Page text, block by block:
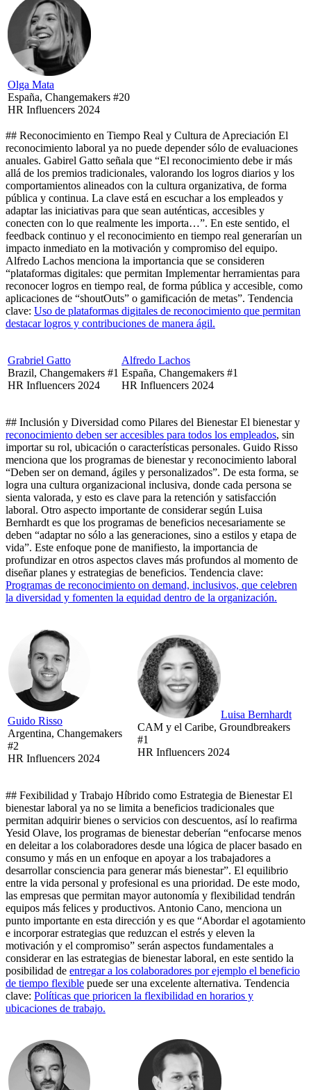
Olga Mata
España, Changemakers #20
HR Influencers 2024
## Reconocimiento en Tiempo Real y Cultura de Apreciación El
reconocimiento laboral ya no puede depender sólo de evaluaciones
anuales. Gabirel Gatto señala que “El reconocimiento debe ir más
allá de los premios tradicionales, valorando los logros diarios y los
comportamientos alineados con la cultura organizativa, de forma
pública y continua. La clave está en escuchar a los empleados y
adaptar las iniciativas para que sean auténticas, accesibles y
conecten con lo que realmente les importa…”. En este sentido, el
feedback continuo y el reconocimiento en tiempo real generarían un
impacto inmediato en la motivación y compromiso del equipo.
Alfredo Lachos menciona la importancia que se consideren
“plataformas digitales: que permitan Implementar herramientas para
reconocer logros en tiempo real, de forma pública y accesible, como
aplicaciones de “shoutOuts” o gamificación de metas”. Tendencia
clave: Uso de plataformas digitales de reconocimiento que permitan
destacar logros y contribuciones de manera ágil.
Grabriel Gatto
Brazil, Changemakers #1
HR Influencers 2024
Alfredo Lachos
España, Changemakers #1
HR Influencers 2024
## Inclusión y Diversidad como Pilares del Bienestar El bienestar y
reconocimiento deben ser accesibles para todos los empleados, sin
importar su rol, ubicación o características personales. Guido Risso
menciona que los programas de bienestar y reconocimiento laboral
“Deben ser on demand, ágiles y personalizados”. De esta forma, se
logra una cultura organizacional inclusiva, donde cada persona se
sienta valorada, y esto es clave para la retención y satisfacción
laboral. Otro aspecto importante de considerar según Luisa
Bernhardt es que los programas de beneficios necesariamente se
deben “adaptar no sólo a las generaciones, sino a estilos y etapa de
vida”. Este enfoque pone de manifiesto, la importancia de
profundizar en otros aspectos claves más profundos al momento de
diseñar planes y estrategias de beneficios. Tendencia clave:
Programas de reconocimiento on demand, inclusivos, que celebren
la diversidad y fomenten la equidad dentro de la organización.
Guido Risso
Argentina, Changemakers
#2
HR Influencers 2024
Luisa Bernhardt
CAM y el Caribe, Groundbreakers
#1
HR Influencers 2024
## Fexibilidad y Trabajo Híbrido como Estrategia de Bienestar El
bienestar laboral ya no se limita a beneficios tradicionales que
permitan adquirir bienes o servicios con descuentos, así lo reafirma
Yesid Olave, los programas de bienestar deberían “enfocarse menos
en deleitar a los colaboradores desde una lógica de placer basado en
consumo y más en un enfoque en apoyar a los trabajadores a
desarrollar consciencia para generar más bienestar”. El equilibrio
entre la vida personal y profesional es una prioridad. De este modo,
las empresas que permitan mayor autonomía y flexibilidad tendrán
equipos más felices y productivos. Antonio Cano, menciona un
punto importante en esta dirección y es que “Abordar el agotamiento
e incorporar estrategias que reduzcan el estrés y eleven la
motivación y el compromiso” serán aspectos fundamentales a
considerar en las estrategias de bienestar laboral, en este sentido la
posibilidad de entregar a los colaboradores por ejemplo el beneficio
de tiempo flexible puede ser una excelente alternativa. Tendencia
clave: Políticas que prioricen la flexibilidad en horarios y
ubicaciones de trabajo.